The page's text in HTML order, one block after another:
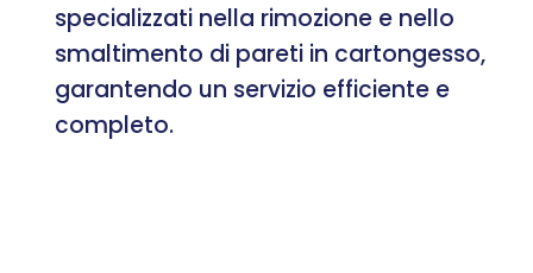
specializzati nella rimozione e nello
smaltimento di pareti in cartongesso,
garantendo un servizio efficiente e
completo.